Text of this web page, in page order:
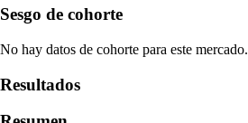
Precio De Liquidación
N/D
Sesgo de cohorte
No hay datos de cohorte para este mercado.
Resultados